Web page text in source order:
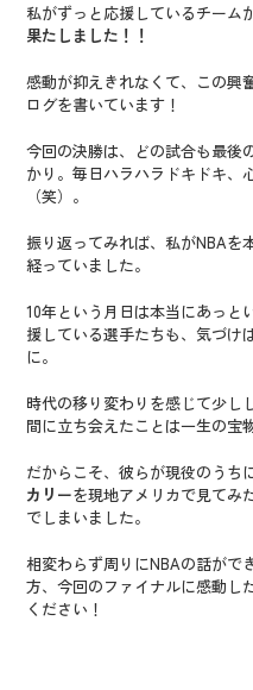
私がずっと応援しているチー
果たしました！！
感動が抑えきれなくて、この興
ログを書いています！
今回の決勝は、どの試合も最後
かり。毎日ハラハラドキドキ、
（笑）。
振り返ってみれば、私がNBAを
経っていました。
10年という月日は本当にあっと
援している選手たちも、気づけ
に。
時代の移り変わりを感じて少し
間に立ち会えたことは一生の宝
だからこそ、彼らが現役のうち
カリーを現地アメリカで見て
でしまいました。
相変わらず周りにNBAの話がで
方、今回のファイナルに感動し
ください！